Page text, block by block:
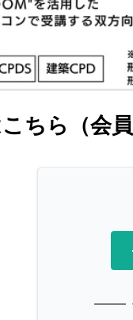
ちら（会員